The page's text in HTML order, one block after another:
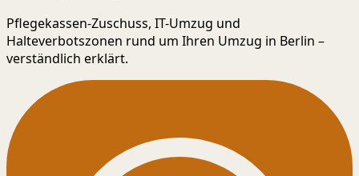
Pflegekassen-Zuschuss, IT-Umzug und
Halteverbotszonen rund um Ihren Umzug in Berlin –
verständlich erklärt.